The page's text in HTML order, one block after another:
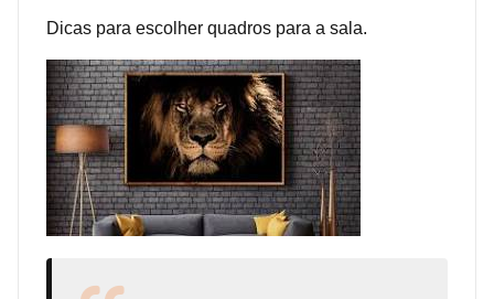
Dicas para escolher quadros para a sala.